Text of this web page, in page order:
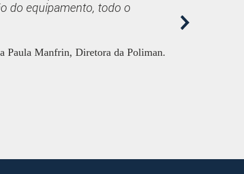
do equipamento, todo o
Paula Manfrin, Diretora da Poliman.
Nex
t